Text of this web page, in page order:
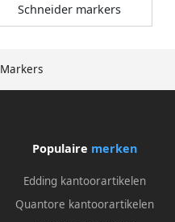
Markers
Schneider markers
Populaire merken
Edding kantoorartikelen
Quantore kantoorartikelen